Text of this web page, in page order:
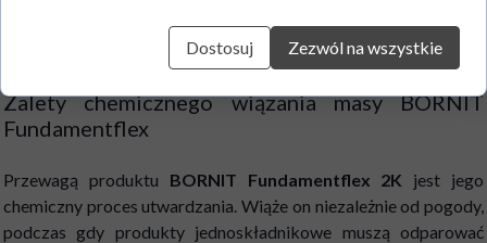
dni, co pozwala uniknąć błędów wykonawczych i daje pewność,
że ściana jest gotowa do dalszych etapów robót.
Zalety chemicznego wiązania masy BORNIT
Fundamentflex
Przewagą produktu BORNIT Fundamentflex 2K jest jego
chemiczny proces utwardzania. Wiąże on niezależnie od pogody,
podczas gdy produkty jednoskładnikowe muszą odparować
Dostosuj Zezwól na wszystkie